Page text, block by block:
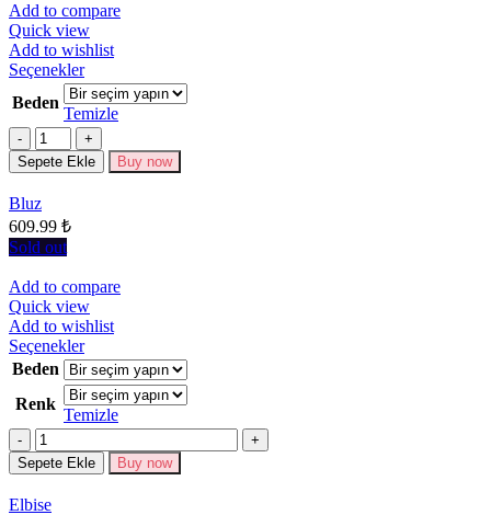
Add to compare
Quick view
Add to wishlist
SeçeneklerBu
ürünün
birden
fazla
varyasyonu
var.
Beden
Temizle
Miktar
Sepete Ekle Buy now
Bluz
609.99 ₺
Sold out
Add to compare
Quick view
Add to wishlist
SeçeneklerBu
ürünün
birden
fazla
varyasyonu
Seçenekler
Beden
Renk
Temizle
Miktar
Sepete Ekle Buy now
Elbise